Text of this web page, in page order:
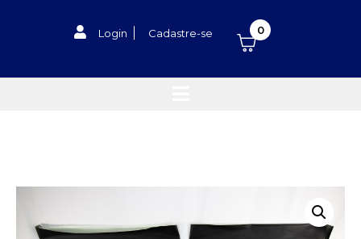
Login Cadastre-se 0